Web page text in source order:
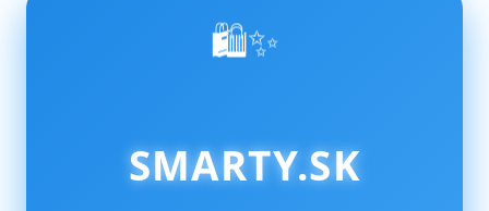
🛍️✨
SMARTY.SK